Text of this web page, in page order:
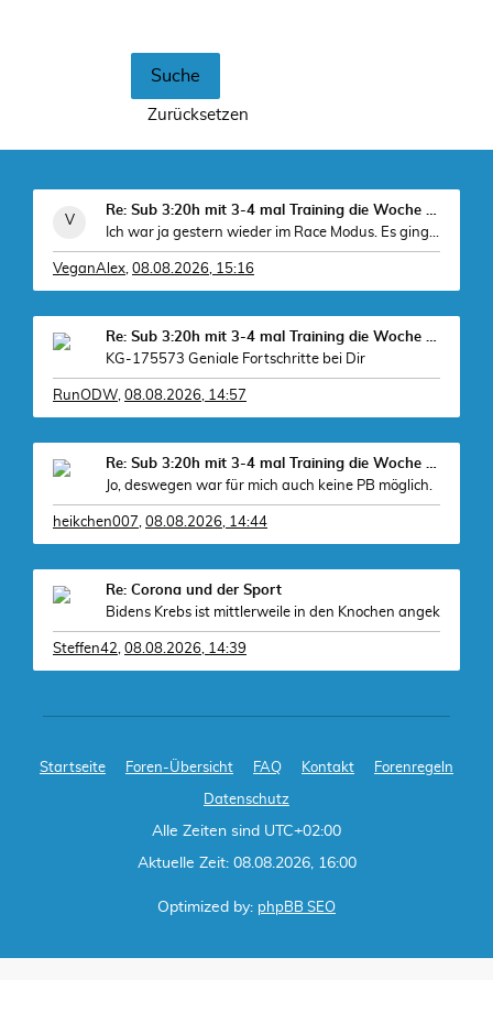
Re: Sub 3:20h mit 3-4 mal Training die Woche machb
Ich war ja gestern wieder im Race Modus. Es ging d
VeganAlex, 08.08.2026, 15:16
Re: Sub 3:20h mit 3-4 mal Training die Woche machb
KG-175573 Geniale Fortschritte bei Dir
, zudem
RunODW, 08.08.2026, 14:57
Re: Sub 3:20h mit 3-4 mal Training die Woche machb
Jo, deswegen war für mich auch keine PB möglich.
heikchen007, 08.08.2026, 14:44
Re: Corona und der Sport
Bidens Krebs ist mittlerweile in den Knochen angek
Steffen42, 08.08.2026, 14:39
Startseite Foren-Übersicht FAQ Kontakt Forenregeln
Datenschutz
Alle Zeiten sind UTC+02:00
Aktuelle Zeit: 08.08.2026, 16:00
Optimized by: phpBB SEO